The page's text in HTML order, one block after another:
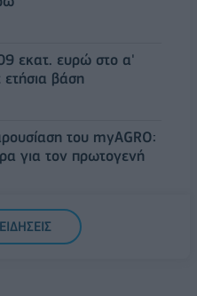
εκατ. ευρώ στο α'
βάση
του myAGRO:
για τον πρωτογενή